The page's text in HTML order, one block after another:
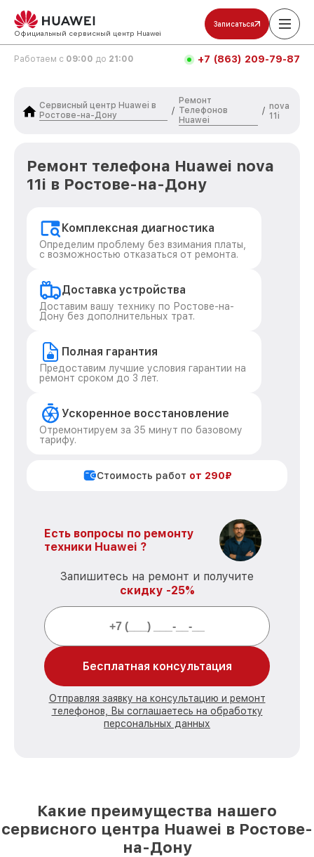
Официальный сервисный центр Huawei
Записаться
Работаем с 09:00 до 21:00 +7 (863) 209-79-87
Сервисный центр Huawei в
Ростове-на-Дону
/
Ремонт
Телефонов
Huawei
/ nova
11i
Ремонт телефона Huawei nova
11i в Ростове-на-Дону
Комплексная диагностика
Определим проблему без взимания платы,
с возможностью отказаться от ремонта.
Доставка устройства
Доставим вашу технику по Ростове-на-
Дону без дополнительных трат.
Полная гарантия
Предоставим лучшие условия гарантии на
ремонт сроком до 3 лет.
Ускоренное восстановление
Отремонтируем за 35 минут по базовому
тарифу.
Стоимость работ от 290₽
Есть вопросы по ремонту
техники Huawei ?
Запишитесь на ремонт и получите
скидку -25%
Бесплатная консультация
Отправляя заявку на консультацию и ремонт
телефонов, Вы соглашаетесь на обработку
персональных данных
Какие преимущества нашего
сервисного центра Huawei в Ростове-
на-Дону